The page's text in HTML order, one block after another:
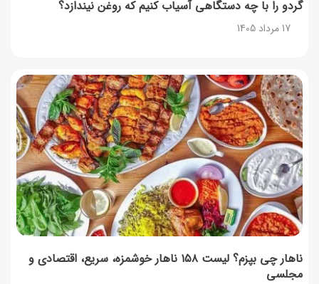
گردو را با چه دستگاهی آسیاب کنیم که روغن نیندازد؟
17 مرداد 1405
ناهار چی بپزم؟ لیست ۱۵۸ ناهار خوشمزه، سریع، اقتصادی و
مجلسی